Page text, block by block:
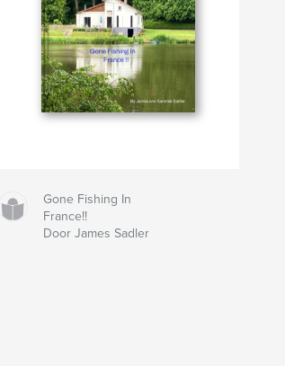
Gone Fishing In
France!!
Door James Sadler